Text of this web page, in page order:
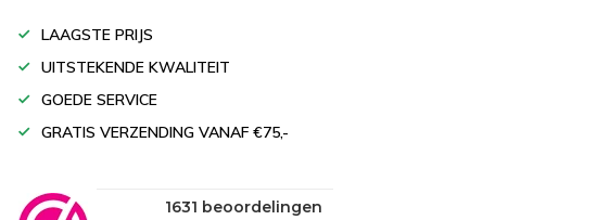
LAAGSTE PRIJS
UITSTEKENDE KWALITEIT
GOEDE SERVICE
GRATIS VERZENDING VANAF €75,-
1631 beoordelingen